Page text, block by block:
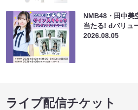
NMB48・田中美
当たる! dバリュ
2026.08.05
ライブ配信チケット